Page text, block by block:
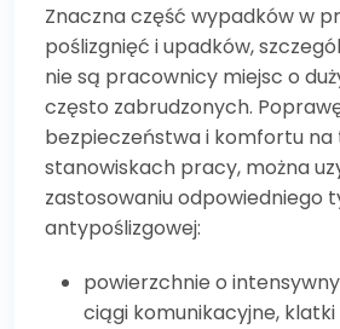
Znaczna część wypadków w
poślizgnięć i upadków,
nie są pracownicy miejsc o
często zabrudzonych.
bezpieczeństwa i komfortu na
stanowiskach pracy, można
zastosowaniu odpowiedniego
antypoślizgowej:
powierzchnie o
ciągi komunikacyjne,